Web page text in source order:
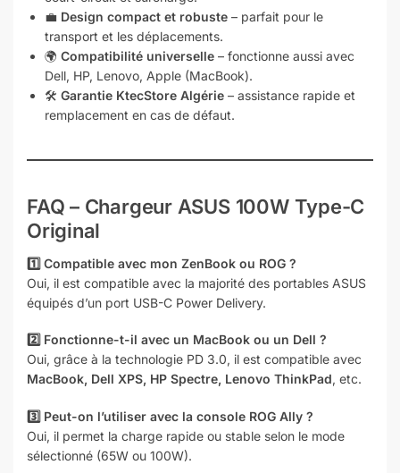
💼 Design compact et robuste – parfait pour le
transport et les déplacements.
🌍 Compatibilité universelle – fonctionne aussi avec
Dell, HP, Lenovo, Apple (MacBook).
🛠️ Garantie KtecStore Algérie – assistance rapide et
remplacement en cas de défaut.
FAQ – Chargeur ASUS 100W Type-C
Original
1️⃣ Compatible avec mon ZenBook ou ROG ?
Oui, il est compatible avec la majorité des portables ASUS
équipés d’un port USB-C Power Delivery.
2️⃣ Fonctionne-t-il avec un MacBook ou un Dell ?
Oui, grâce à la technologie PD 3.0, il est compatible avec
MacBook, Dell XPS, HP Spectre, Lenovo ThinkPad, etc.
3️⃣ Peut-on l’utiliser avec la console ROG Ally ?
Oui, il permet la charge rapide ou stable selon le mode
sélectionné (65W ou 100W).